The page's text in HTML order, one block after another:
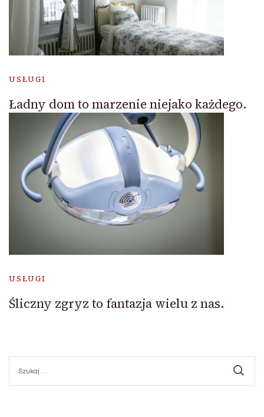
USŁUGI
Ładny dom to marzenie niejako każdego.
USŁUGI
Śliczny zgryz to fantazja wielu z nas.